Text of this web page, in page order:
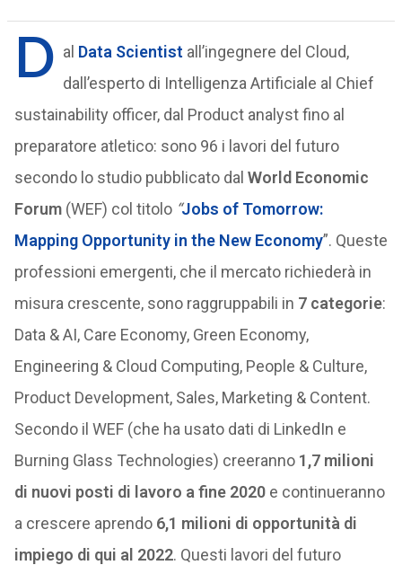
D al Data Scientist all’ingegnere del Cloud,
dall’esperto di Intelligenza Artificiale al Chief
sustainability officer, dal Product analyst fino al
preparatore atletico: sono 96 i lavori del futuro
secondo lo studio pubblicato dal World Economic
Forum(WEF) col titolo“Jobs of Tomorrow:
Mapping Opportunity in the New Economy”. Queste
professioni emergenti, che il mercato richiederà in
misura crescente, sono raggruppabili in 7 categorie:
Data & AI, Care Economy, Green Economy,
Engineering & Cloud Computing, People & Culture,
Product Development, Sales, Marketing & Content.
Secondo il WEF (che ha usato dati di LinkedIn e
Burning Glass Technologies) creeranno 1,7 milioni
di nuovi posti di lavoro a fine 2020e continueranno
a crescere aprendo 6,1 milioni di opportunità di
impiego di qui al 2022. Questi lavori del futuro